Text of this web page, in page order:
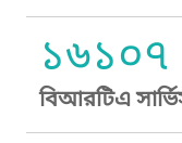
১৬১০৭
বিআরটিএ